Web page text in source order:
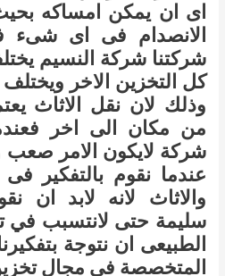
اى ان يمكن امساكه
الانصدام فى اى شىء
شركتنا شركة النسيم
كل التخزين الاخر
وذلك لان نقل الاثاث
من مكان الى اخر
شركة لايكون الامر صعب
عندما نقوم بالتفكير
والاثاث لانه لابد ان
سليمة حتى لانتسبب في
الطبيعى ان نتوجة
المتخصصة فى مجال